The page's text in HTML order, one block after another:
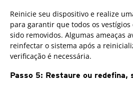
Reinicie seu dispositivo e realize
para garantir que todos os
sido removidos. Algumas ameaças
reinfectar o sistema após a
verificação é necessária.
Passo 5: Restaure ou redefina,